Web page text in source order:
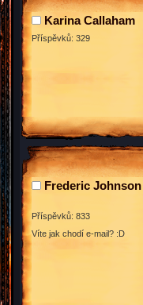
Karina Callaham
Příspěvků: 329
Frederic Johnson
Příspěvků: 833
Víte jak chodí e-mail? :D